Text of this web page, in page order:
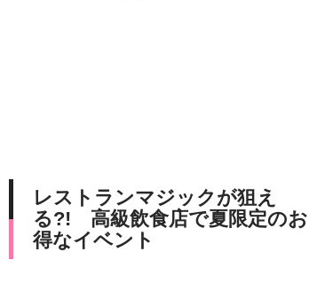
レストランマジックが狙え
る?! 高級飲食店で夏限定のお
得なイベント